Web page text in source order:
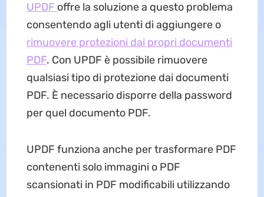
UPDF offre la soluzione a questo problema
consentendo agli utenti di aggiungere o
rimuovere protezioni dai propri documenti
PDF. Con UPDF è possibile rimuovere
qualsiasi tipo di protezione dai documenti
PDF. È necessario disporre della password
per quel documento PDF.
UPDF funziona anche per trasformare PDF
contenenti solo immagini o PDF
scansionati in PDF modificabili utilizzando